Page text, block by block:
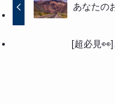
あなたの
[超必見